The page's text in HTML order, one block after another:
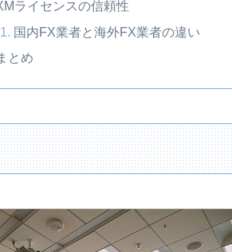
ライセンスの信頼性
国内FX業者と海外FX業者の違い
とめ